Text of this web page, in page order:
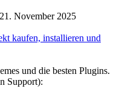
21. November 2025
und die besten Plugins.
Support):